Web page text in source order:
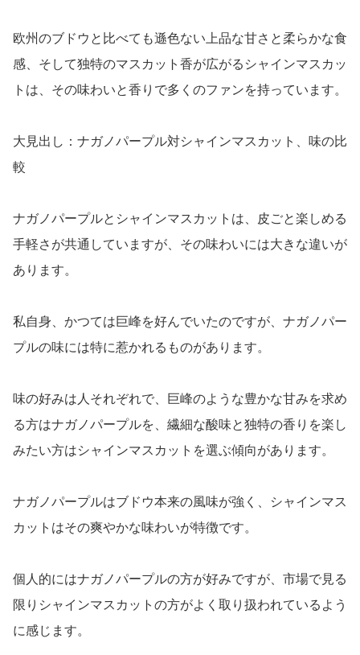
欧州のブドウと比べても遜色ない上品な甘さと柔らかな食
感、そして独特のマスカット香が広がるシャインマスカッ
トは、その味わいと香りで多くのファンを持っています。
大見出し：ナガノパープル対シャインマスカット、味の比
較
ナガノパープルとシャインマスカットは、皮ごと楽しめる
手軽さが共通していますが、その味わいには大きな違いが
あります。
私自身、かつては巨峰を好んでいたのですが、ナガノパー
プルの味には特に惹かれるものがあります。
味の好みは人それぞれで、巨峰のような豊かな甘みを求め
る方はナガノパープルを、繊細な酸味と独特の香りを楽し
みたい方はシャインマスカットを選ぶ傾向があります。
ナガノパープルはブドウ本来の風味が強く、シャインマス
カットはその爽やかな味わいが特徴です。
個人的にはナガノパープルの方が好みですが、市場で見る
限りシャインマスカットの方がよく取り扱われているよう
に感じます。